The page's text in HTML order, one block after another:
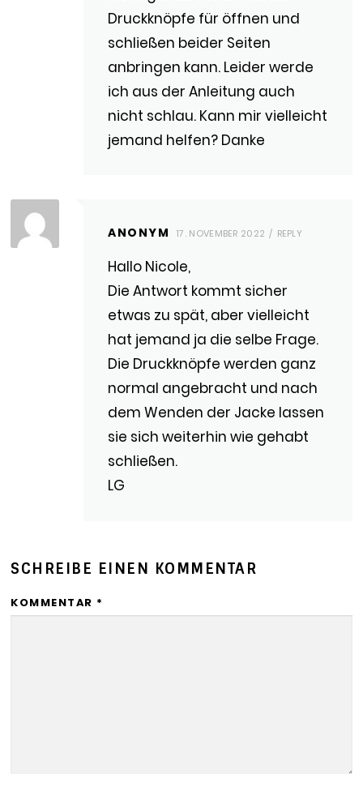
Druckknöpfe für öffnen und
schließen beider Seiten
anbringen kann. Leider werde
ich aus der Anleitung auch
nicht schlau. Kann mir vielleicht
jemand helfen? Danke
ANONYM 17. NOVEMBER 2022 REPLY
Hallo Nicole,
Die Antwort kommt sicher
etwas zu spät, aber vielleicht
hat jemand ja die selbe Frage.
Die Druckknöpfe werden ganz
normal angebracht und nach
dem Wenden der Jacke lassen
sie sich weiterhin wie gehabt
schließen.
LG
SCHREIBE EINEN KOMMENTAR
KOMMENTAR *